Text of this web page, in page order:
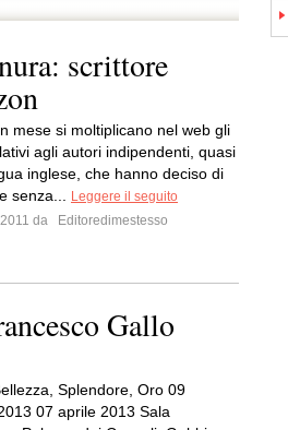
scrittore
mese si moltiplicano nel web gli
agli autori indipendenti, quasi
inglese, che hanno deciso di
senza...
Leggere il seguito
da
Editoredimestesso
Gallo
Splendore, Oro 09
07 aprile 2013 Sala